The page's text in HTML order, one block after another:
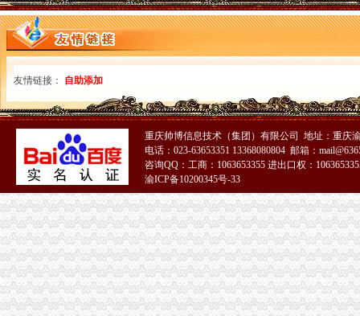
万州局一元注册公司畅通柑橘运销绿通道保护果农合法权益
巫溪局深入达贯彻的一元注册公司十七届三中全会精
丰都局重庆免费注册公司切实推进知名商标认定工作
石柱局0元注册公司采取有效措施开展食品安全宣周活动
全市一元注册公司流程工商系统次电子商务监管工作业务培训会成功举办
市工商局召开全系统达贯彻市委三届四次全委会精、0元注册公司深入学习实
南川局推行“三结合”免费注册公司票据创新食品安全监管模式
万州局1元注册公司丰富学习载体开展七项调研活动
永川局积开展合同帮农工作致力于服务“三农”重庆免费注册公司发展
梁平局一元注册公司流程队伍教育培训呈现四大点
巴南局0元注册公司五项措施化企业年检
石柱局以“五个化”1元注册公司推进市场主体信用分类监管
南川局1元注册公司抓好三个环节开展述职述廉活动
巫山局重庆一元注册公司确保中国重庆长江三峡第二届国际红叶节圆满举办
潼南局全面落实惠农政策加快培育多元化市0元注册公司场主体
巫溪局0元注册公司白鹿所四方面突击检查校园周边环境
巴南局0元注册公司四创新四创优提高登记管理水平
璧山局“三到位”重庆免费注册公司发展农村经纪人取得成效
友情链接： 自助添加
重庆帅博信息技术（集团）有限公司 地址：重庆
电话：023-63653351 13368080804 邮箱：
咨询QQ：工商：1063653355 进出口权：
渝ICP备10200345号-33